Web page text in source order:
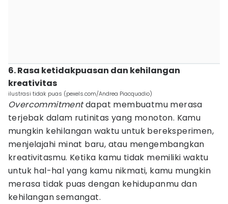
6. Rasa ketidakpuasan dan kehilangan
kreativitas
ilustrasi tidak puas (pexels.com/Andrea Piacquadio)
Overcommitmentdapat membuatmu merasa
terjebak dalam rutinitas yang monoton. Kamu
mungkin kehilangan waktu untuk bereksperimen,
menjelajahi minat baru, atau mengembangkan
kreativitasmu. Ketika kamu tidak memiliki waktu
untuk hal-hal yang kamu nikmati, kamu mungkin
merasa tidak puas dengan kehidupanmu dan
kehilangan semangat.